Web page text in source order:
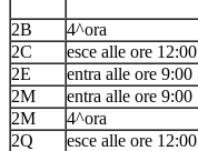
2B 4^ora
2C
esce alle ore 12:00
2E
entra alle ore 9:00
2M
entra alle ore 9:00
2M
4^ora
2Q
esce alle ore 12:00